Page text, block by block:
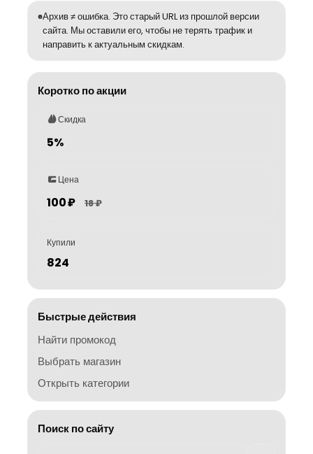
Архив ≠ ошибка. Это старый URL из прошлой версии
сайта. Мы оставили его, чтобы не терять трафик и
направить к актуальным скидкам.
Коротко по акции
Скидка
5%
Цена
100 ₽ 18 ₽
Купили
824
Быстрые действия
Найти промокод
Выбрать магазин
Открыть категории
Поиск по сайту